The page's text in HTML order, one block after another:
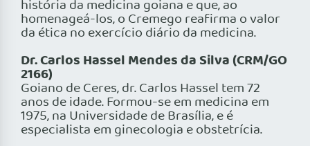
história da medicina goiana e que, ao
homenageá-los, o Cremego reafirma o valor
da ética no exercício diário da medicina.
Dr. Carlos Hassel Mendes da Silva (CRM/GO
2166)
Goiano de Ceres, dr. Carlos Hassel tem 72
anos de idade. Formou-se em medicina em
1975, na Universidade de Brasília, e é
especialista em ginecologia e obstetrícia.